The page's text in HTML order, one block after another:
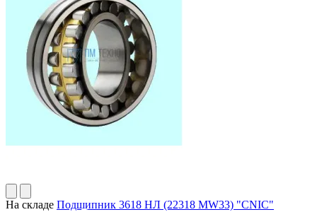
На складе Подшипник 3618 НЛ (22318 MW33) "СNIC"